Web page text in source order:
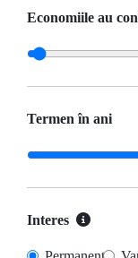
Economiile au
Termen în ani
Interes